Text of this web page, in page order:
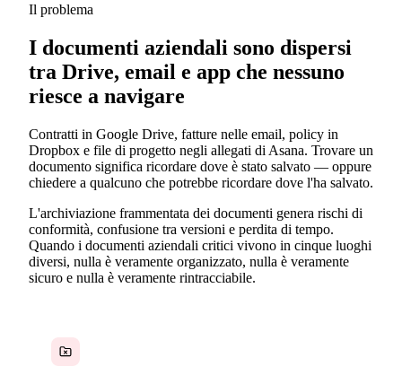
Il problema
I documenti aziendali sono dispersi
tra Drive, email e app che nessuno
riesce a navigare
Contratti in Google Drive, fatture nelle email, policy in
Dropbox e file di progetto negli allegati di Asana. Trovare un
documento significa ricordare dove è stato salvato — oppure
chiedere a qualcuno che potrebbe ricordare dove l'ha salvato.
L'archiviazione frammentata dei documenti genera rischi di
conformità, confusione tra versioni e perdita di tempo.
Quando i documenti aziendali critici vivono in cinque luoghi
diversi, nulla è veramente organizzato, nulla è veramente
sicuro e nulla è veramente rintracciabile.